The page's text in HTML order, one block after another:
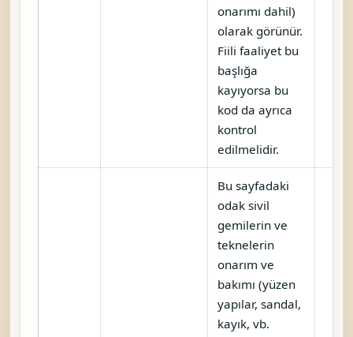
onarımı dahil)
olarak görünür.
Fiili faaliyet bu
başlığa
kayıyorsa bu
kod da ayrıca
kontrol
edilmelidir.
Bu sayfadaki
odak sivil
gemilerin ve
teknelerin
onarım ve
bakımı (yüzen
yapılar, sandal,
kayık, vb.